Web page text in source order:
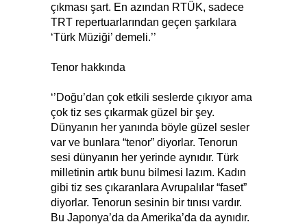
çıkması şart. En azından RTÜK, sadece
TRT repertuarlarından geçen şarkılara
‘Türk Müziği’ demeli.’’
Tenor hakkında
‘’Doğu’dan çok etkili seslerde çıkıyor ama
çok tiz ses çıkarmak güzel bir şey.
Dünyanın her yanında böyle güzel sesler
var ve bunlara “tenor” diyorlar. Tenorun
sesi dünyanın her yerinde aynıdır. Türk
milletinin artık bunu bilmesi lazım. Kadın
gibi tiz ses çıkaranlara Avrupalılar “faset”
diyorlar. Tenorun sesinin bir tınısı vardır.
Bu Japonya’da da Amerika’da da aynıdır.